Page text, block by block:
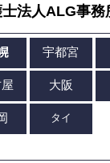
法人ALG事務